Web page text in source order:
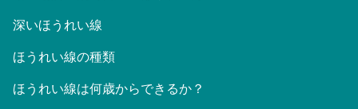
深いほうれい線
ほうれい線の種類
ほうれい線は何歳からできるか？